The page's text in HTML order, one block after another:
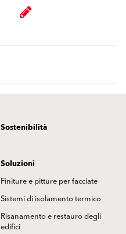
Sostenibilità
Soluzioni
Finiture e pitture per facciate
Sistemi di isolamento termico
Risanamento e restauro degli
edifici